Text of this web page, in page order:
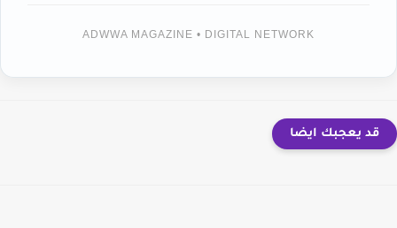
ADWWA MAGAZINE • DIGITAL NETWORK
قد يعجبك ايضا